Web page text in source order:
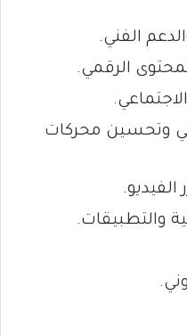
الفني.
الرقمي.
وتحسين محركات
والتطبيقات.